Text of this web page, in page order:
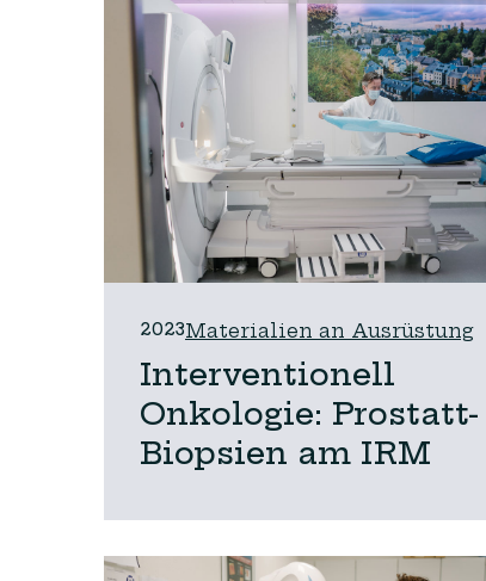
2023Materialien an Ausrüstung
Interventionell
Onkologie: Prostatt-
Biopsien am IRM